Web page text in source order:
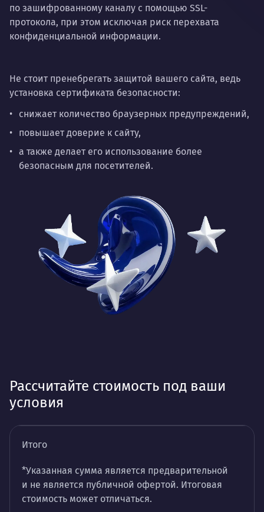
по зашифрованному каналу с помощью SSL-
протокола, при этом исключая риск перехвата
конфиденциальной информации.
Не стоит пренебрегать защитой вашего сайта, ведь
установка сертификата безопасности:
снижает количество браузерных предупреждений,
повышает доверие к сайту,
а также делает его использование более
безопасным для посетителей.
Рассчитайте стоимость под ваши
условия
Итого
*Указанная сумма является предварительной
и не является публичной офертой. Итоговая
стоимость может отличаться.